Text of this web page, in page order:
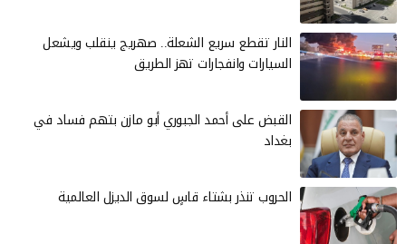
النار تقطع سريع الشعلة.. صهريج ينقلب ويشعل
السيارات وانفجارات تهز الطريق
القبض على أحمد الجبوري أبو مازن بتهم فساد في
بغداد
الحروب تنذر بشتاء قاسٍ لسوق الديزل العالمية